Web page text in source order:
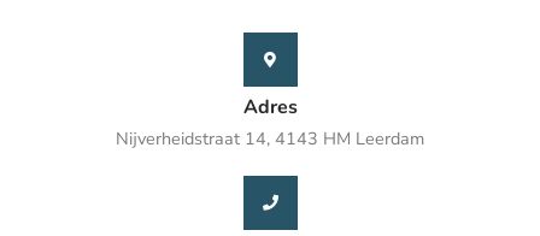
Adres
Nijverheidstraat 14, 4143 HM Leerdam